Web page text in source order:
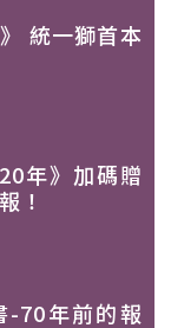
統一獅首本
年》加碼贈
！
-70年前的報